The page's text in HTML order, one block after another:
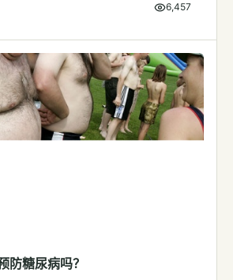
6,457
防糖尿病吗？